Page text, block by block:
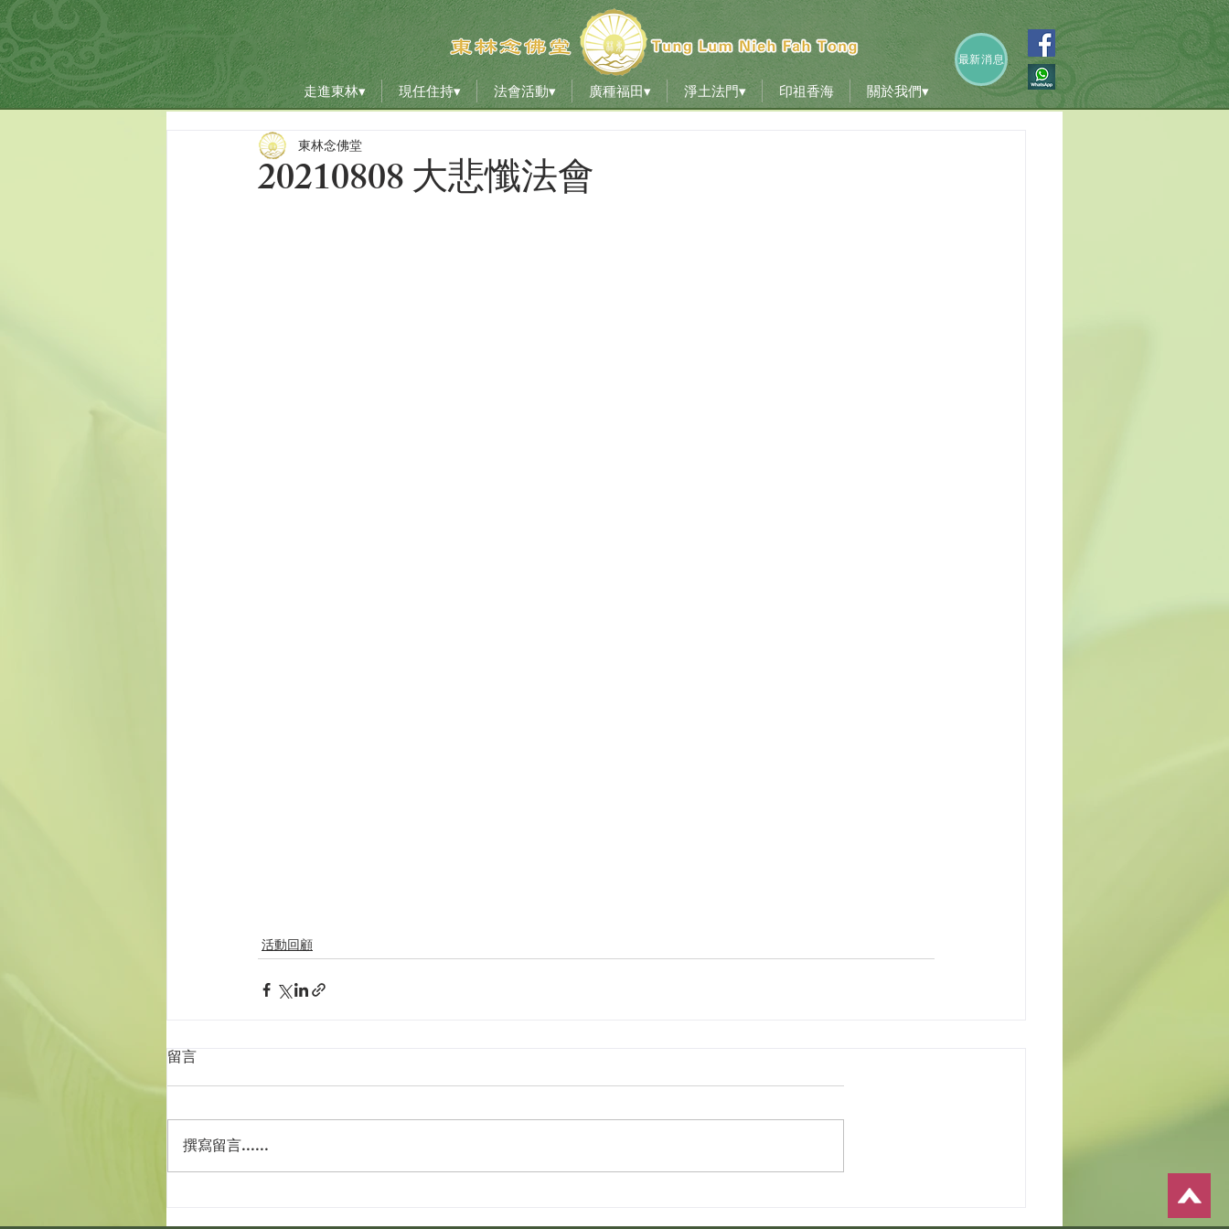
走進東林▾ 現任住持▾ 法會活動▾ 廣種福田▾ 淨土法門▾ 印祖香海 關於我們▾
走進東林▾ 現任住持▾ 法會活動▾ 廣種福田▾ 淨土法門▾ 印祖香海 關於我們▾
最新消息
20210808 大悲懺法會
東林念佛堂
活動回顧
留言
撰寫留言......